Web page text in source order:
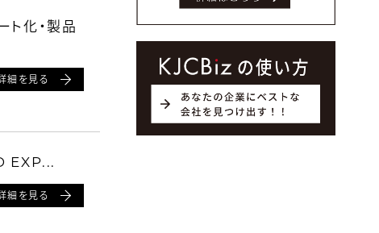
ト化・製品
細を見る
EXP...
細を見る